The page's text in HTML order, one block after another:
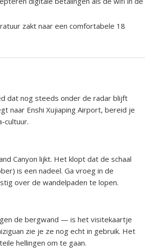
zakt naar een comfortabele 18
dat nog steeds onder de radar blijft
naar Enshi Xujiaping Airport, bereid je
cultuur.
Canyon lijkt. Het klopt dat de schaal
is een nadeel. Ga vroeg in de
over de wandelpaden te lopen.
de bergwand — is het visitekaartje
zie je ze nog echt in gebruik. Het
hellingen om te gaan.